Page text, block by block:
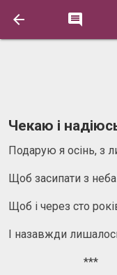
 
Чекаю і
Подарую я осінь, з
Щоб засипати з неба
Щоб і через сто
І назавжди
***